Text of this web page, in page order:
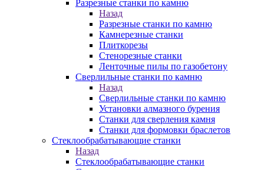
Разрезные станки по камню
Назад
Разрезные станки по камню
Камнерезные станки
Плиткорезы
Стенорезные станки
Ленточные пилы по газобетону
Сверлильные станки по камню
Назад
Сверлильные станки по камню
Установки алмазного бурения
Станки для сверления камня
Станки для формовки браслетов
Стеклообрабатывающие станки
Назад
Стеклообрабатывающие станки